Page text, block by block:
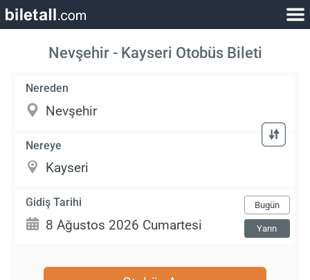
Nevşehir - Kayseri Otobüs Bileti
Nereden
Nereye
Gidiş Tarihi Bugün
Yarın